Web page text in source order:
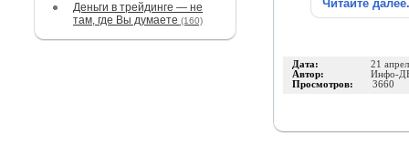
Деньги в трейдинге — не
там, где Вы думаете (160)
Читайте
Дата: 21
Автор: Инфо-
Просмотров: 3660